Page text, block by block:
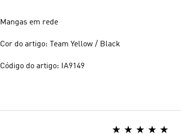
Mangas em rede
Cor do artigo: Team Yellow / Black
Código do artigo: IA9149